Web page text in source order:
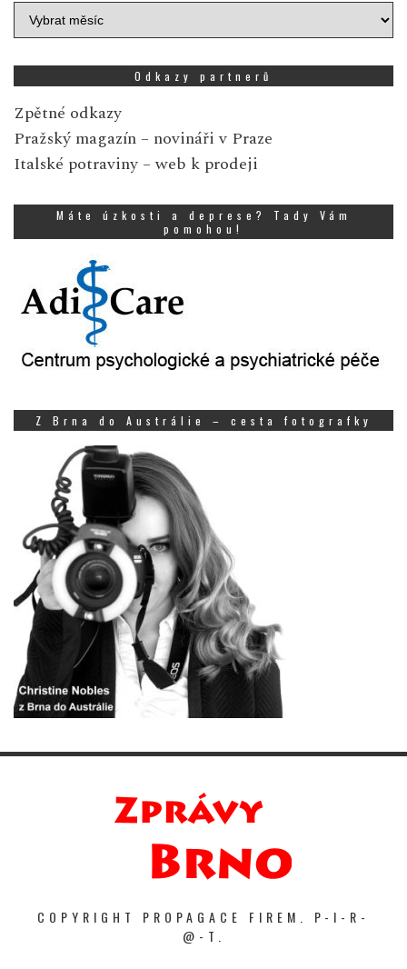
Archiv
zpráv
Odkazy partnerů
Zpětné odkazy
Pražský magazín – novináři v Praze
Italské potraviny – web k prodeji
Máte úzkosti a deprese? Tady Vám
pomohou!
Z Brna do Austrálie – cesta fotografky
COPYRIGHT PROPAGACE FIREM. P-I-R-
@-T.